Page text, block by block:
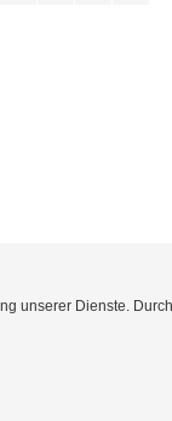
unserer Dienste.